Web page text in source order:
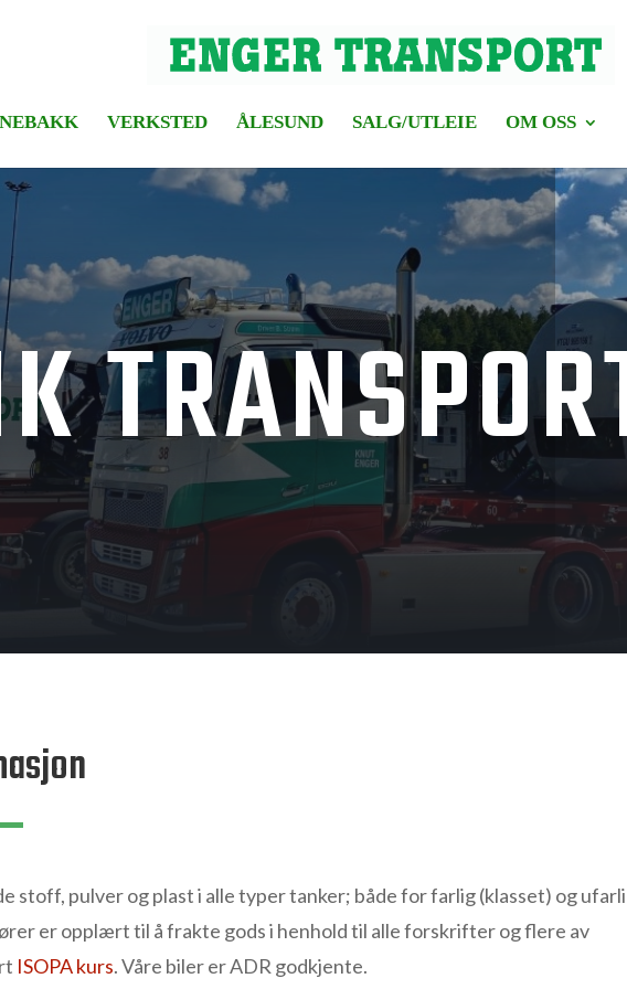
VERKSTED ÅLESUND SALG/UTLEIE OM OSS
stoff, pulver og plast i alle typer tanker; både for farlig (klasset) og
er opplært til å frakte gods i henhold til alle forskrifter og flere av
ISOPA kurs. Våre biler er ADR godkjente.